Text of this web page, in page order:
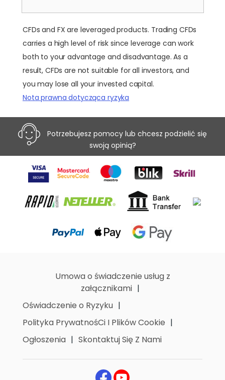
CFDs and FX are leveraged products. Trading CFDs
carries a high level of risk since leverage can work
both to your advantage and disadvantage. As a
result, CFDs are not suitable for all investors, and
you may lose all your invested capital.
Nota prawna dotycząca ryzyka
Potrzebujesz pomocy lub chcesz podzielić się
swoją opinią?
Umowa o świadczenie usług z
załącznikami
Oświadczenie o Ryzyku
Polityka PrywatnośCi I Plików Cookie
Ogłoszenia
Skontaktuj Się Z Nami